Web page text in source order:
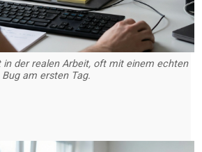
der realen Arbeit, oft mit einem echten
Bug am ersten Tag.